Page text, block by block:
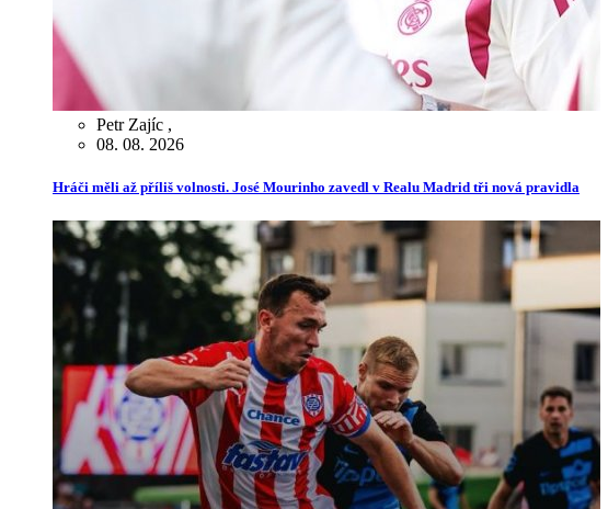
Petr Zajíc ,
08. 08. 2026
Hráči měli až příliš volnosti. José Mourinho zavedl v Realu Madrid tři nová pravidla